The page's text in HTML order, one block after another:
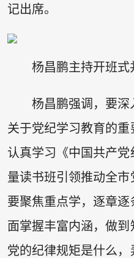
记出席。
杨昌鹏主持开班式
杨昌鹏强调，要
关于党纪学习教育的重
认真学习《中国共产
量读书班引领推动全市
要聚焦重点学，逐章
面掌握丰富内涵，做
党的纪律规矩是什么